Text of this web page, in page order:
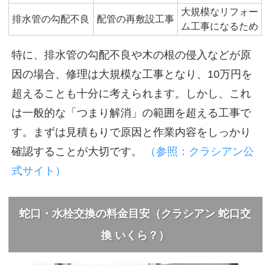
排水管の勾配不良 配管の再敷設工事
大規模なリフォー
ム工事になるため
特に、排水管の勾配不良や木の根の侵入などが原
因の場合、修理は大規模な工事となり、10万円を
超えることも十分に考えられます。しかし、これ
は一般的な「つまり解消」の範囲を超える工事で
す。まずは見積もりで原因と作業内容をしっかり
確認することが大切です。
（参照：クラシアン公
式サイト）
蛇口・水栓交換の料金目安（クラシアン 蛇口交
換 いくら？）